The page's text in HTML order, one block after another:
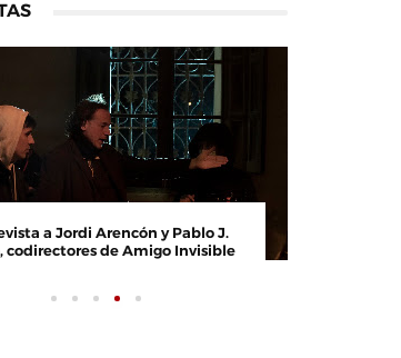
a Paco Arasanz, director y
Nos Veremos Esta Noche,